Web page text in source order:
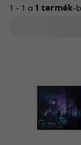
1 - 1 a 1 termék-